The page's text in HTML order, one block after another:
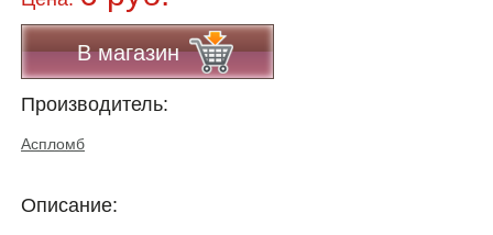
В магазин
Производитель:
Аспломб
Описание: